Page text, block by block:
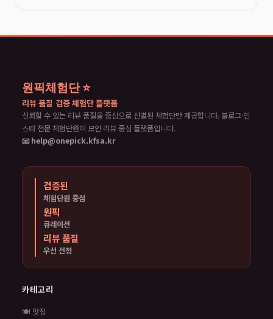
원픽체험단 ⭐
리뷰 품질 검증 체험단 플랫폼
신뢰할 수 있는 리뷰 품질을 중심으로 선별된 체험단만 제공합니다. 블로그·인
스타 전문 체험단원이 모인 리뷰 중심 플랫폼입니다.
📧 help@onepick.kfsa.kr
검증된
체험단원 중심
원픽
큐레이션
리뷰 품질
우선 선정
카테고리
🍽️ 맛집